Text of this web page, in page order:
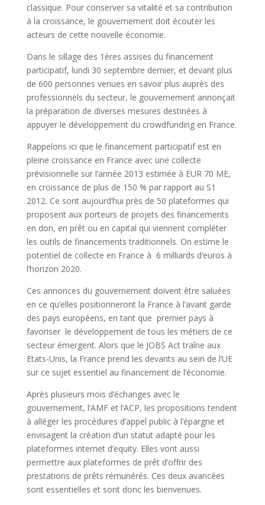
classique. Pour conserver sa vitalité et sa contribution
à la croissance, le gouvernement doit écouter les
acteurs de cette nouvelle économie.
Dans le sillage des 1ères assises du financement
participatif, lundi 30 septembre dernier, et devant plus
de 600 personnes venues en savoir plus auprès des
professionnels du secteur, le gouvernement annonçait
la préparation de diverses mesures destinées à
appuyer le développement du crowdfunding en France.
Rappelons ici que le financement participatif est en
pleine croissance en France avec une collecte
prévisionnelle sur l’année 2013 estimée à EUR 70 ME,
en croissance de plus de 150 % par rapport au S1
2012. Ce sont aujourd’hui près de 50 plateformes qui
proposent aux porteurs de projets des financements
en don, en prêt ou en capital qui viennent compléter
les outils de financements traditionnels. On estime le
potentiel de collecte en France à 6 milliards d’euros à
l’horizon 2020.
Ces annonces du gouvernement doivent être saluées
en ce qu’elles positionneront la France à l’avant garde
des pays européens, en tant que premier pays à
favoriser le développement de tous les métiers de ce
secteur émergent. Alors que le JOBS Act traîne aux
Etats-Unis, la France prend les devants au sein de l’UE
sur ce sujet essentiel au financement de l’économie.
Après plusieurs mois d’échanges avec le
gouvernement, l’AMF et l’ACP, les propositions tendent
à alléger les procédures d’appel public à l’épargne et
envisagent la création d’un statut adapté pour les
plateformes internet d’equity. Elles vont aussi
permettre aux plateformes de prêt d’offrir des
prestations de prêts rémunérés. Ces deux avancées
sont essentielles et sont donc les bienvenues.